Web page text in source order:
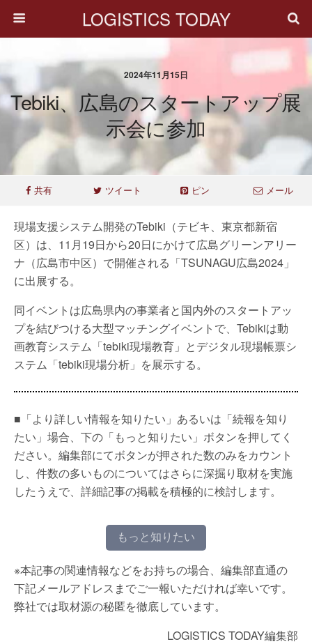
LOGISTICS TODAY
2024年11月15日
Tebiki、広島のスタートアップ展
示会に参加
共有 ツイート ピン メール
現場支援システム開発のTebiki（テビキ、東京都新宿
区）は、11月19日から20日にかけて広島グリーンアリー
ナ（広島市中区）で開催される「TSUNAGU広島2024」
に出展する。
同イベントは広島県内の事業者と国内外のスタートアッ
プを結びつける大型マッチングイベントで、Tebikiは動
画教育システム「tebiki現場教育」とデジタル現場帳票シ
ステム「tebiki現場分析」を展示する。
■「より詳しい情報を知りたい」あるいは「続報を知り
たい」場合、下の「もっと知りたい」ボタンを押してく
ださい。編集部にてボタンが押された数のみをカウント
し、件数の多いものについてはさらに深掘り取材を実施
したうえで、詳細記事の掲載を積極的に検討します。
もっと知りたい
※本記事の関連情報などをお持ちの場合、編集部直通の
下記メールアドレスまでご一報いただければ幸いです。
弊社では取材源の秘匿を徹底しています。
LOGISTICS TODAY編集部